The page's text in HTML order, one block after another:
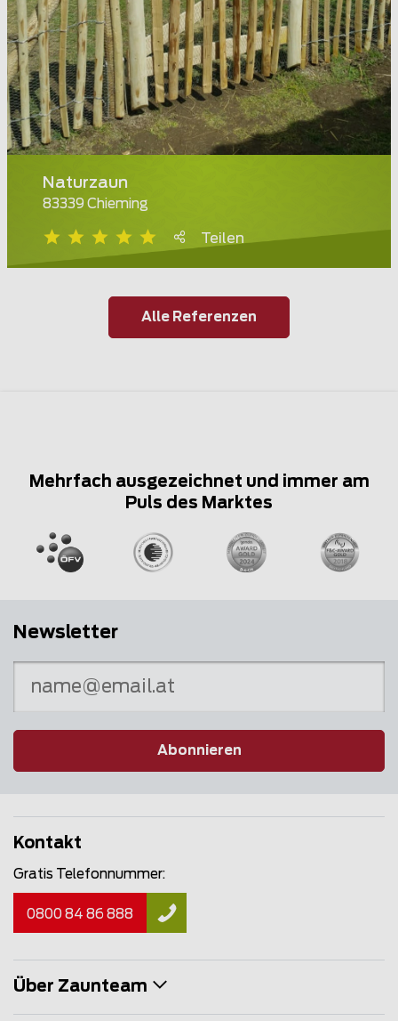
Naturzaun
83339 Chieming
Teilen
Alle Referenzen
Mehrfach ausgezeichnet und immer am
Puls des Marktes
Newsletter
Abonnieren
Kontakt
Gratis Telefonnummer:
0800 84 86 888
Über Zaunteam